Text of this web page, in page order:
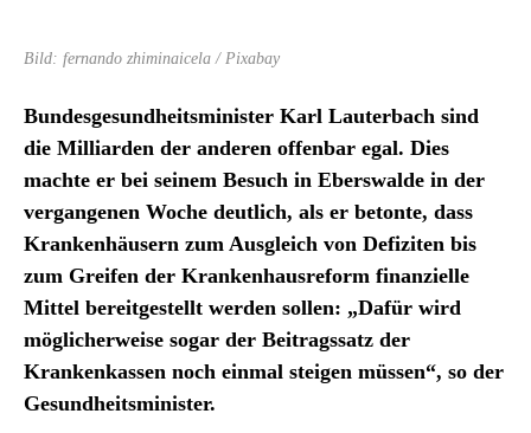
Bild: fernando zhiminaicela / Pixabay
Bundesgesundheitsminister Karl Lauterbach sind
die Milliarden der anderen offenbar egal. Dies
machte er bei seinem Besuch in Eberswalde in der
vergangenen Woche deutlich, als er betonte, dass
Krankenhäusern zum Ausgleich von Defiziten bis
zum Greifen der Krankenhausreform finanzielle
Mittel bereitgestellt werden sollen: „Dafür wird
möglicherweise sogar der Beitragssatz der
Krankenkassen noch einmal steigen müssen“, so der
Gesundheitsminister.